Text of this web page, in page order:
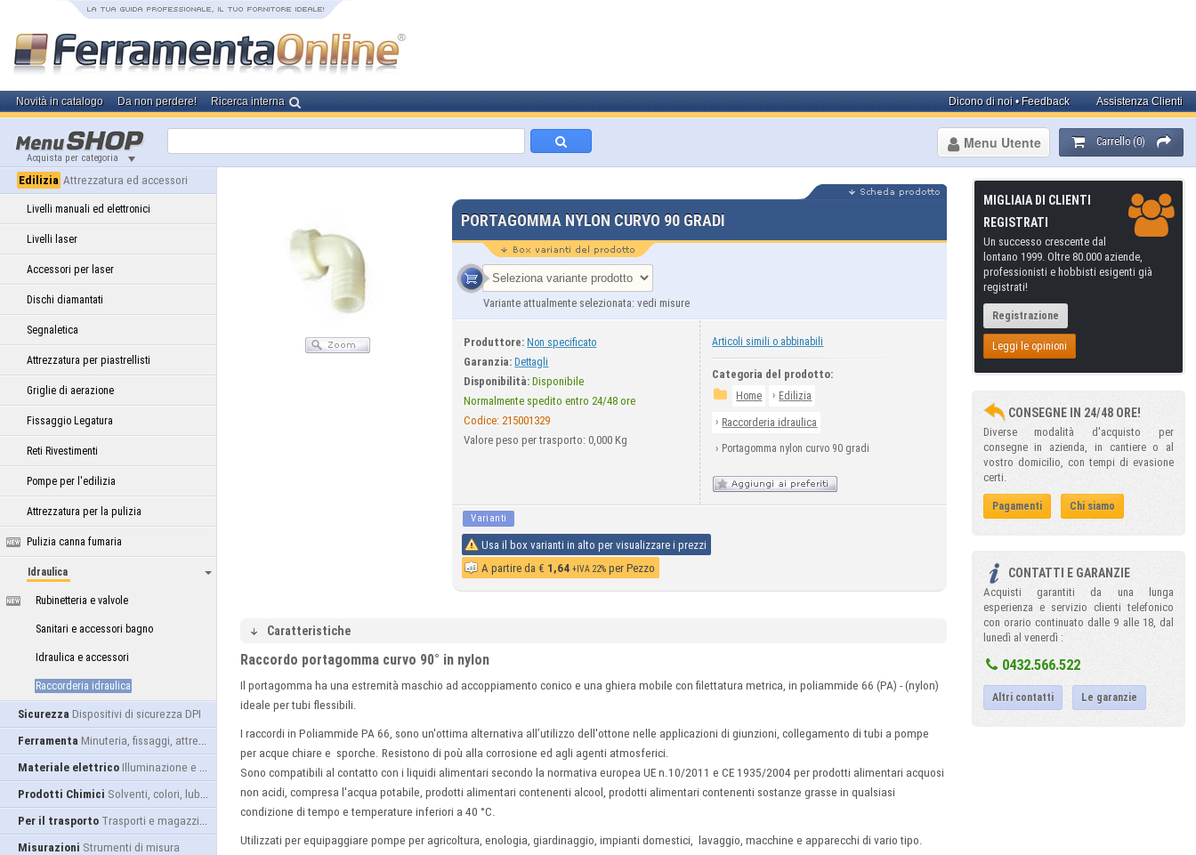
Novità in catalogo Da non perdere! Ricerca interna Assistenza Clienti
Dicono di noi • Feedback
Acquista per categoria
Carrello (0)
Menu Utente
Edilizia Attrezzatura ed accessori
Livelli manuali ed elettronici
Livelli laser
Accessori per laser
Dischi diamantati
Segnaletica
Attrezzatura per piastrellisti
Griglie di aerazione
Fissaggio Legatura
Reti Rivestimenti
Pompe per l'edilizia
Attrezzatura per la pulizia
Pulizia canna fumaria
Idraulica
Rubinetteria e valvole
Sanitari e accessori bagno
Idraulica e accessori
Raccorderia idraulica
Sicurezza Dispositivi di sicurezza DPI
Ferramenta Minuteria, fissaggi, attrezzatura
Materiale elettrico Illuminazione e alimentazione
Prodotti Chimici Solventi, colori, lubrificanti...
Per il trasporto Trasporti e magazzino
Misurazioni Strumenti di misura
PORTAGOMMA NYLON CURVO 90 GRADI
Variante attualmente selezionata: vedi misure
Produttore: Non specificato
Garanzia: Dettagli
Disponibilità: Disponibile
Normalmente spedito entro 24/48 ore
Codice:215001329
Valore peso per trasporto: 0,000 Kg
Articoli simili o abbinabili
Categoria del prodotto:
Home › Edilizia
› Raccorderia idraulica
› Portagomma nylon curvo 90 gradi
Varianti
Usa il box varianti in alto per visualizzare i prezzi
A partire da € 1,64 +IVA 22% per Pezzo
Caratteristiche
Raccordo portagomma curvo 90° in nylon
Il portagomma ha una estremità maschio ad accoppiamento conico e una ghiera mobile con filettatura metrica, in poliammide 66 (PA) - (nylon)
ideale per tubi flessibili.
I raccordi in Poliammide PA 66, sono un'ottima alternativa all’utilizzo dell'ottone nelle applicazioni di giunzioni, collegamento di tubi a pompe
per acque chiare e sporche. Resistono di poù alla corrosione ed agli agenti atmosferici.
Sono compatibili al contatto con i liquidi alimentari secondo la normativa europea UE n.10/2011 e CE 1935/2004 per prodotti alimentari acquosi
non acidi, compresa l'acqua potabile, prodotti alimentari contenenti alcool, prodotti alimentari contenenti sostanze grasse in qualsiasi
condizione di tempo e temperature inferiori a 40 °C.
Utilizzati per equipaggiare pompe per agricoltura, enologia, giardinaggio,impianti domestici, lavaggio,macchine e apparecchi di vario tipo.
MIGLIAIA DI CLIENTI
REGISTRATI
Un successo crescente dal
lontano 1999. Oltre 80.000 aziende,
professionisti e hobbisti esigenti già
registrati!
Registrazione
Leggi le opinioni
CONSEGNE IN 24/48 ORE!
Diverse modalità d'acquisto per
consegne in azienda, in cantiere o al
vostro domicilio, con tempi di evasione
certi.
Pagamenti Chi siamo
CONTATTI E GARANZIE
Acquisti garantiti da una lunga
esperienza e servizio clienti telefonico
con orario continuato dalle 9 alle 18, dal
lunedì al venerdì :
0432.566.522
Altri contatti Le garanzie